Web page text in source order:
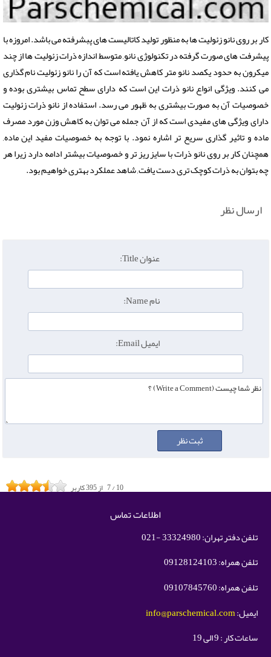
کار بر روی نانو زئولیت ها به منظور تولید کاتالیست های پبشرفته می باشد. امروزه با
پیشرفت های صورت گرفته در تکنولوژی نانو, متوسط اندازه ذرات زئولیت ها از چند
میکرون به حدود یکصد نانو متر کاهش یافته است که آن را نانو زئولیت نام گذاری
می کنند. ویژگی انواع نانو ذرات این است که دارای سطح تماس بیشتری بوده و
خصوصیات آن به صورت بیشتری به ظهور می رسد. استفاده از نانو ذرات زئولیت
دارای ویژگی های مفیدی است که از آن جمله می توان به کاهش وزن مورد مصرف
ماده و تاثیر گذاری سریع تر اشاره نمود. با توجه به خصوصیات مفید این ماده,
همچنان کار بر روی نانو ذرات با سایز ریز تر و خصوصیات بیشتر ادامه دارد زیرا هر
چه بتوان به ذرات کوچک تری دست یافت, شاهد عملکرد بهتری خواهیم بود.
ارسال نظر
عنوان Title:
نام Name:
ایمیل Email:
7/10 از395کاربر
اطلاعات تماس
تلفن دفتر تهران: 33324980 -021
تلفن همراه: 09128124103
تلفن همراه: 09107845760
ایمیل:info@parschemical.com
ساعات کار : 9 الی 19